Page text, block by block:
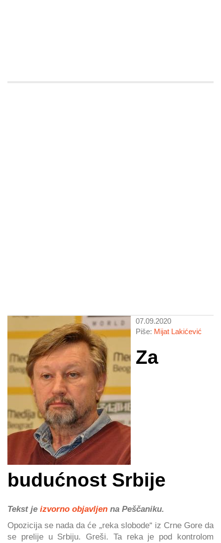
07.09.2020
Piše: Mijat Lakićević
Za
budućnost Srbije
Tekst je izvorno objavljen na Peščaniku.
Opozicija se nada da će „reka slobode“ iz Crne Gore da
se prelije u Srbiju. Greši. Ta reka je pod kontrolom